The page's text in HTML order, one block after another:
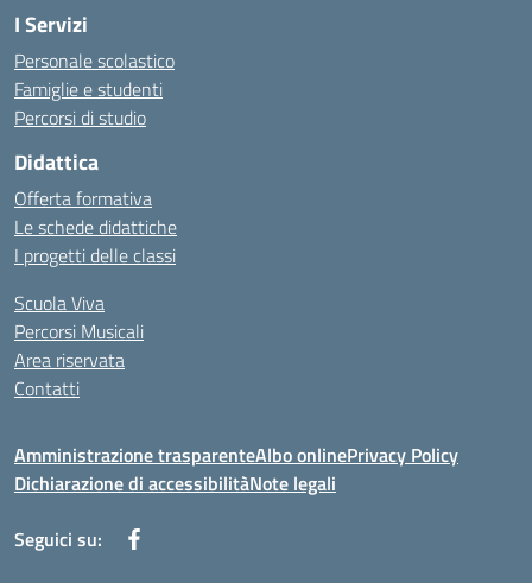
I Servizi
Personale scolastico
Famiglie e studenti
Percorsi di studio
Didattica
Offerta formativa
Le schede didattiche
I progetti delle classi
Scuola Viva
Percorsi Musicali
Area riservata
Contatti
Amministrazione trasparenteAlbo onlinePrivacy Policy
Dichiarazione di accessibilitàNote legali
Seguici su: